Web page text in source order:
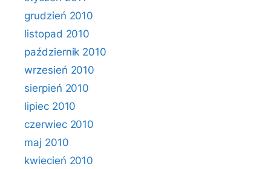
grudzień 2010
listopad 2010
październik 2010
wrzesień 2010
sierpień 2010
lipiec 2010
czerwiec 2010
maj 2010
kwiecień 2010